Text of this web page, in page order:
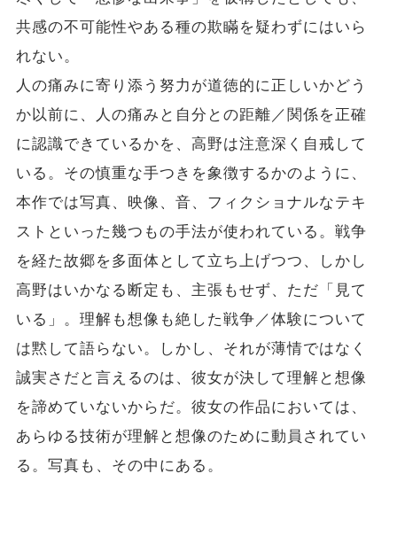
共感の不可能性やある種の欺瞞を疑わずにはいら
れない。
人の痛みに寄り添う努力が道徳的に正しいかどう
か以前に、人の痛みと自分との距離／関係を正確
に認識できているかを、高野は注意深く自戒して
いる。その慎重な手つきを象徴するかのように、
本作では写真、映像、音、フィクショナルなテキ
ストといった幾つもの手法が使われている。戦争
を経た故郷を多面体として立ち上げつつ、しかし
高野はいかなる断定も、主張もせず、ただ「見て
いる」。理解も想像も絶した戦争／体験について
は黙して語らない。しかし、それが薄情ではなく
誠実さだと言えるのは、彼女が決して理解と想像
を諦めていないからだ。彼女の作品においては、
あらゆる技術が理解と想像のために動員されてい
る。写真も、その中にある。